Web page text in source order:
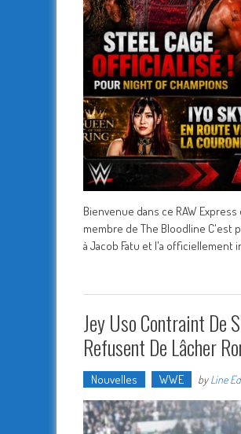
Bienvenue dans ce RAW
membre de The Bloodline C'est
à Jacob Fatu et l'a officiellement
Jey Uso Contraint De
Refusent De Lâcher
Nouvelles WWE byLine